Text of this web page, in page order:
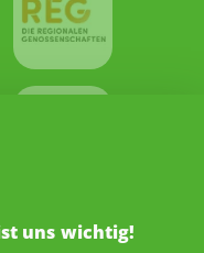
uns wichtig!